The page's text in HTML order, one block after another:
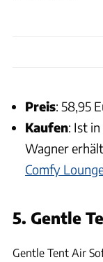
Preis: 58,95
Kaufen: Ist
Wagner
Comfy
5. Gentle
Gentle Tent Air